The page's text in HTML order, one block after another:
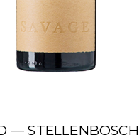
— STELLENBOSCH